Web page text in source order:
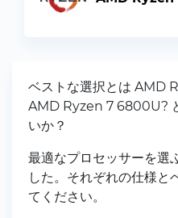
ベストな選択とは AMD
AMD Ryzen 7 6800U?
いか？
最適なプロセッサーを選
した。それぞれの仕様と
てください。